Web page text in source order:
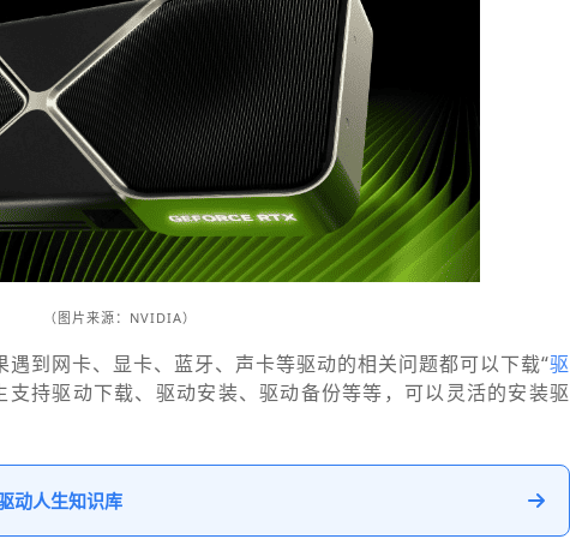
（图片来源： NVIDIA）
到网卡、显卡、蓝牙、声卡等驱动的相关问题都可以下载“驱
支持驱动下载、驱动安装、驱动备份等等，可以灵活的安装驱
动人生知识库